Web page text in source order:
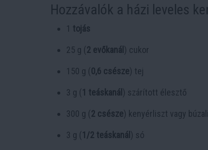
Hozzávalók a házi leveles
1 tojás
25 g (2 evőkanál ) cukor
150 g (0,6 csésze) tej
3 g (1 teáskanál ) szárított élesztő
300 g (2 csésze) kenyérliszt vagy
3 g (1/2 teáskanál ) só